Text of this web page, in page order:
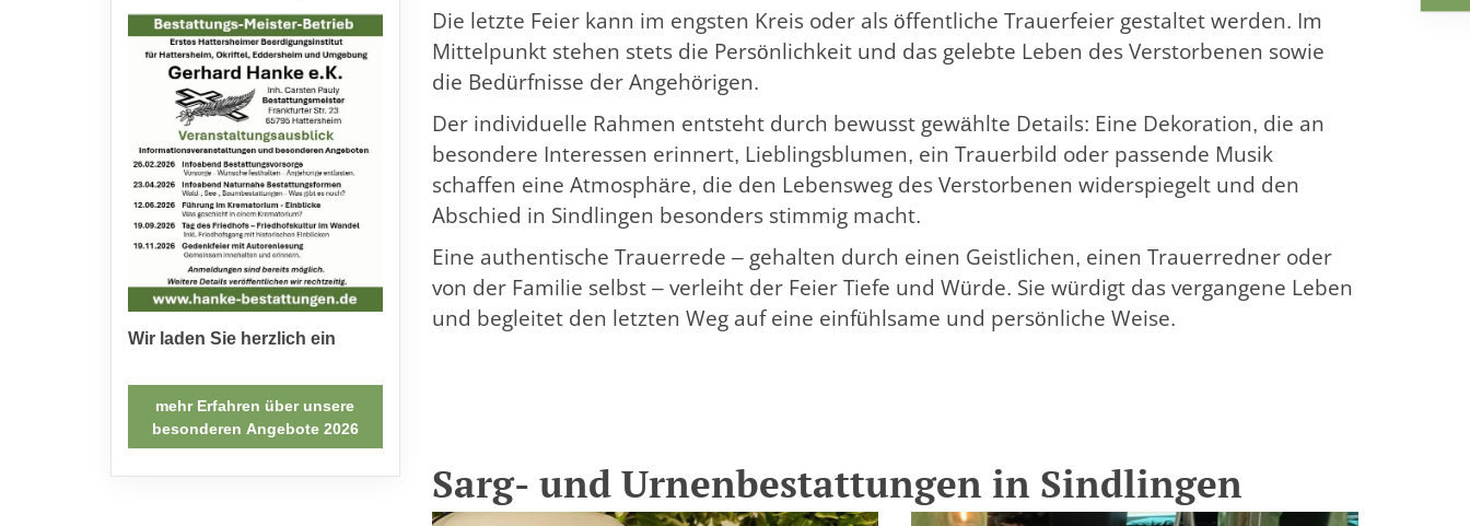
Die letzte Feier kann im engsten Kreis oder als öffentliche Trauerfeier gestaltet werden. Im
Mittelpunkt stehen stets die Persönlichkeit und das gelebte Leben des Verstorbenen sowie
die Bedürfnisse der Angehörigen.
Der individuelle Rahmen entsteht durch bewusst gewählte Details: Eine Dekoration, die an
besondere Interessen erinnert, Lieblingsblumen, ein Trauerbild oder passende Musik
schaffen eine Atmosphäre, die den Lebensweg des Verstorbenen widerspiegelt und den
Abschied in Sindlingen besonders stimmig macht.
Eine authentische Trauerrede – gehalten durch einen Geistlichen, einen Trauerredner oder
von der Familie selbst – verleiht der Feier Tiefe und Würde. Sie würdigt das vergangene Leben
und begleitet den letzten Weg auf eine einfühlsame und persönliche Weise.
Sarg- und Urnenbestattungen in Sindlingen
Wir laden Sie herzlich ein
mehr Erfahren über unsere
besonderen Angebote 2026